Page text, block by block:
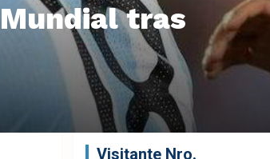
tras
Visitante Nro.